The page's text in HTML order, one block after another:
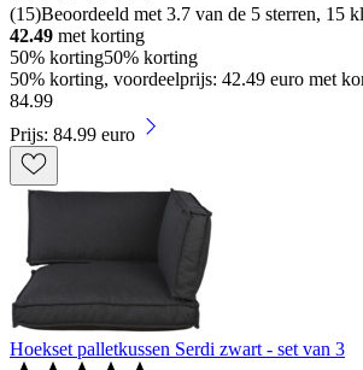
(15)Beoordeeld met 3.7 van de 5 sterren, 15
42.49 met korting
50% korting50% korting
50% korting, voordeelprijs: 42.49 euro met
84.99
Prijs: 84.99 euro
Hoekset palletkussen Serdi zwart - set van 3